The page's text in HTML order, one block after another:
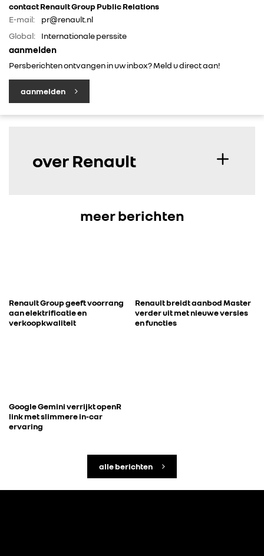
IN DE MEDIA
CONTACT
contact Renault Group Public Relations
E-mail:
pr@renault.nl
Global:
Internationale perssite
aanmelden
Persberichten ontvangen in uw inbox? Meld u direct aan!
aanmelden
over Renault
meer berichten
Renault Group geeft voorrang
aan elektrificatie en
verkoopkwaliteit
Renault breidt aanbod Master
verder uit met nieuwe versies
en functies
Google Gemini verrijkt openR
link met slimmere in-car
ervaring
alle berichten